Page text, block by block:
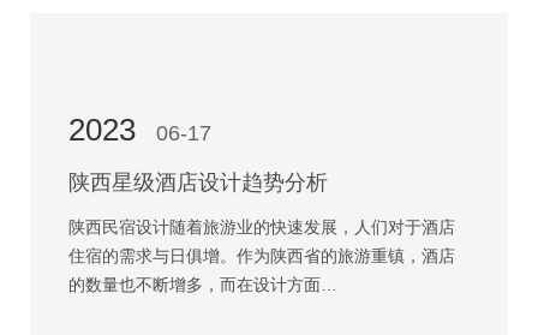
2023 06-17
陕西星级酒店设计趋势分析
陕西民宿设计随着旅游业的快速发展，人们对于酒店
住宿的需求与日俱增。作为陕西省的旅游重镇，酒店
的数量也不断增多，而在设计方面…